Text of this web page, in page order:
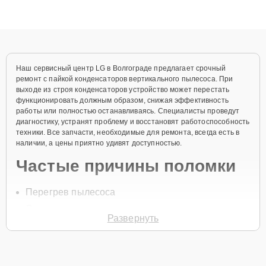
Наш сервисный центр LG в Волгограде предлагает срочный
ремонт с пайкой конденсаторов вертикального пылесоса. При
выходе из строя конденсаторов устройство может перестать
функционировать должным образом, снижая эффективность
работы или полностью останавливаясь. Специалисты проведут
диагностику, устранят проблему и восстановят работоспособность
техники. Все запчасти, необходимые для ремонта, всегда есть в
наличии, а цены приятно удивят доступностью.
Частые причины поломки
Перегрев пылесоса
Физическое повреждение внутренних
Развернуть